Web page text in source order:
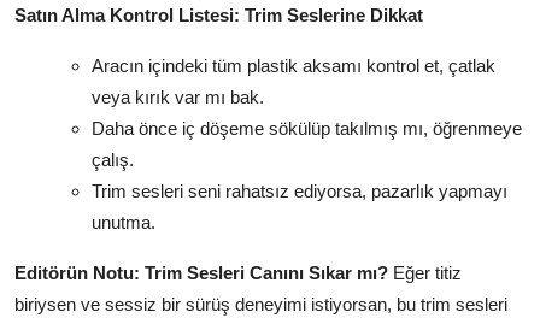
Satın Alma Kontrol Listesi: Trim Seslerine Dikkat
Aracın içindeki tüm plastik aksamı kontrol et, çatlak
veya kırık var mı bak.
Daha önce iç döşeme sökülüp takılmış mı, öğrenmeye
çalış.
Trim sesleri seni rahatsız ediyorsa, pazarlık yapmayı
unutma.
Editörün Notu: Trim Sesleri Canını Sıkar mı? Eğer titiz
biriysen ve sessiz bir sürüş deneyimi istiyorsan, bu trim sesleri